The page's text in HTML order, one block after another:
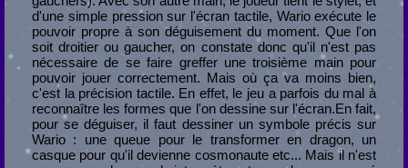
d'une simple pression sur l'écran tactile, Wario exécute le
pouvoir propre à son déguisement du moment. Que l'on
soit droitier ou gaucher, on constate donc qu'il n'est pas
nécessaire de se faire greffer une troisième main pour
pouvoir jouer correctement. Mais où ça va moins bien,
c'est la précision tactile. En effet, le jeu a parfois du mal à
reconnaître les formes que l'on dessine sur l'écran.En fait,
pour se déguiser, il faut dessiner un symbole précis sur
Wario : une queue pour le transformer en dragon, un
casque pour qu'il devienne cosmonaute etc... Mais il n'est